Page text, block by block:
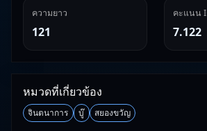
ความยาว
121
คะแนน
7.122
หมวดที่เกี่ยวข้อง
จินตนาการ บู๊ สยองขวัญ